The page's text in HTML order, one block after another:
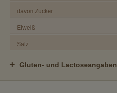
davon Zucker
Eiweiß
Salz
Gluten- und Lactoseangaben